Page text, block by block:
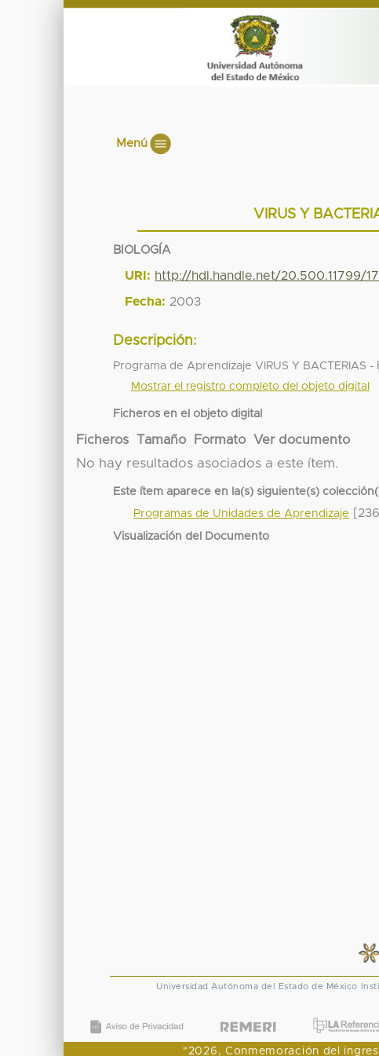
Menú
VIRUS Y
BIOLOGÍA
URI: http://hdl.handle.net/20.500.11799/
Fecha: 2003
Descripción:
Programa de Aprendizaje VIRUS Y BACTERIAS -
Mostrar el registro completo del objeto digital
Ficheros en el objeto digital
Ficheros Tamaño Formato
Ver documento
No hay resultados asociados a este ítem.
Este ítem aparece en la(s) siguiente(s)
Programas de Unidades de Aprendizaje
Visualización del Documento
Universidad Autónoma del Estado de México
"2026, Conmemoración del